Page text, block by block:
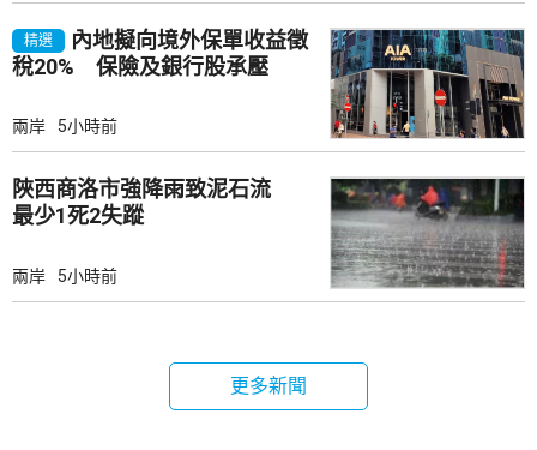
精選
內地擬向境外保單收益徵
稅20% 保險及銀行股承壓
兩岸 5小時前
陜西商洛市強降雨致泥石流
最少1死2失蹤
兩岸 5小時前
更多新聞